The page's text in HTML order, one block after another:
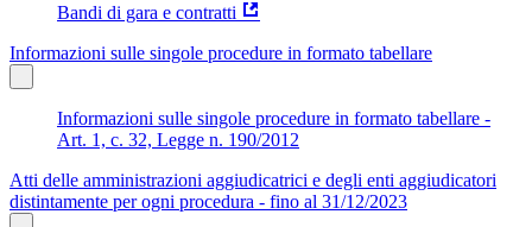
Bandi di gara e contratti
Informazioni sulle singole procedure in formato tabellare
Informazioni sulle singole procedure in formato tabellare -
Art. 1, c. 32, Legge n. 190/2012
Atti delle amministrazioni aggiudicatrici e degli enti aggiudicatori
distintamente per ogni procedura - fino al 31/12/2023